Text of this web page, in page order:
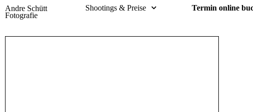
Andre Schütt
Fotografie
Shootings & Preise Termin online